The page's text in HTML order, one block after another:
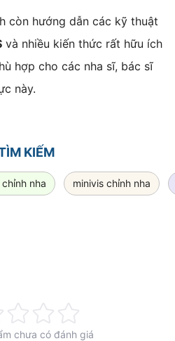
còn hướng dẫn các kỹ thuật
và nhiều kiến thức rất hữu ích
hợp cho các nha sĩ, bác sĩ
này.
KIẾM
nha minivis chỉnh nha
chưa có đánh giá